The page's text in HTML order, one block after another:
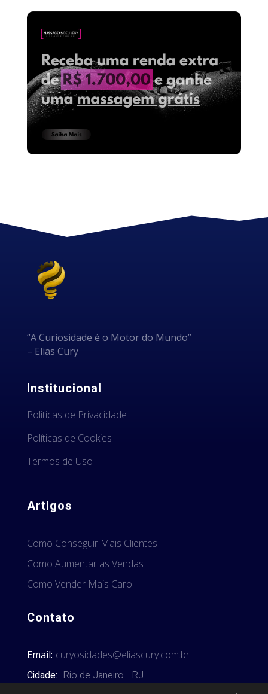
“A Curiosidade é o Motor do Mundo”
– Elias Cury
Institucional
Politicas de Privacidade
Políticas de Cookies
Termos de Uso
Artigos
Como Conseguir Mais Clientes
Como Aumentar as Vendas
Como Vender Mais Caro
Contato
Email: curyosidades@eliascury.com.br
Cidade: Rio de Janeiro - RJ